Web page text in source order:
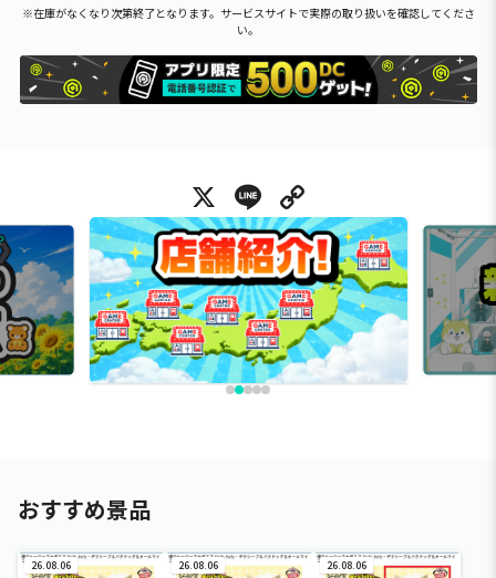
※在庫がなくなり次第終了となります。サービスサイトで実際の取り扱いを確認してくださ
い。
X Line
おすすめ景品
26.08.06 26.08.06 26.08.06